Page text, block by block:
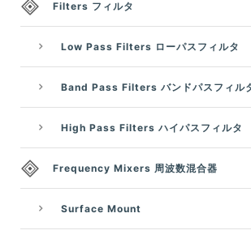
Filters フィルタ
Low Pass Filters ローパスフィルタ
Band Pass Filters バンドパスフィル
High Pass Filters ハイパスフィルタ
Frequency Mixers 周波数混合器
Surface Mount